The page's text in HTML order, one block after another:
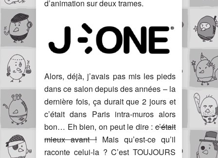
d’animation sur deux trames.
Alors, déjà, j’avais pas mis les pieds
dans ce salon depuis des années – la
dernière fois, ça durait que 2 jours et
c’était dans Paris intra-muros alors
bon… Eh bien, on peut le dire : c’était
mieux avant ! Mais qu’est-ce qu’il
raconte celui-la ? C’est TOUJOURS